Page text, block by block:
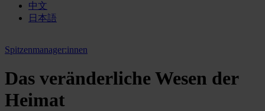
中文
日本語
Spitzenmanager:innen
Das veränderliche Wesen der
Heimat